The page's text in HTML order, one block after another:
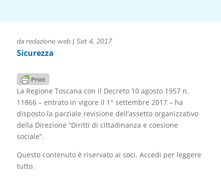
da redazione web| Set 4, 2017
Sicurezza
La Regione Toscana con il Decreto 10 agosto 1957 n.
11866 – entrato in vigore il 1° settembre 2017 – ha
disposto la parziale revisione dell’assetto organizzativo
della Direzione “Diritti di cittadinanza e coesione
sociale”.
Questo contenuto è riservato ai soci. Accedi per leggere
tutto.